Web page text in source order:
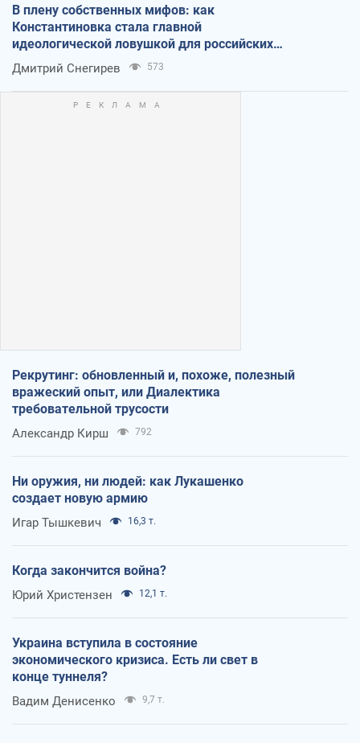
В плену собственных мифов: как
Константиновка стала главной
идеологической ловушкой для российских
оккупантов
Дмитрий Снегирев 573
Рекрутинг: обновленный и, похоже, полезный
вражеский опыт, или Диалектика
требовательной трусости
Александр Кирш 792
Ни оружия, ни людей: как Лукашенко
создает новую армию
Игар Тышкевич 16,3 т.
Когда закончится война?
Юрий Христензен 12,1 т.
Украина вступила в состояние
экономического кризиса. Есть ли свет в
конце туннеля?
Вадим Денисенко 9,7 т.